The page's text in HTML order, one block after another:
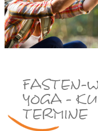
FASTEN-
YOGA -
TERMINE